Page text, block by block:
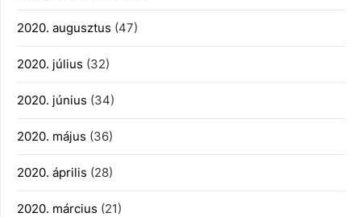
2020. augusztus (47)
2020. július (32)
2020. június (34)
2020. május (36)
2020. április (28)
2020. március (21)